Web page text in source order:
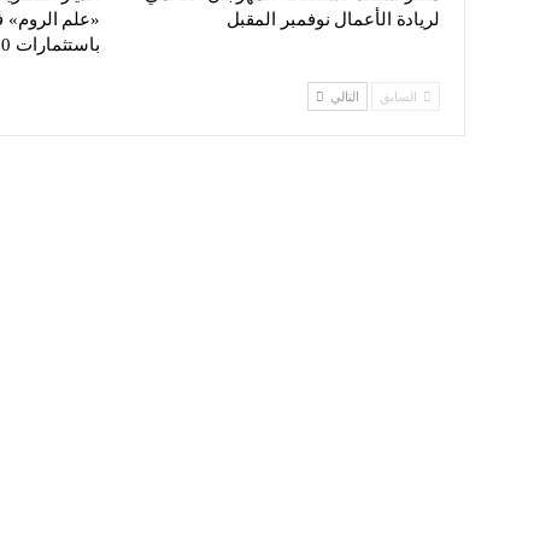
لريادة الأعمال نوفمبر المقبل
«علم
باستثمارات 220…
السابق التالي